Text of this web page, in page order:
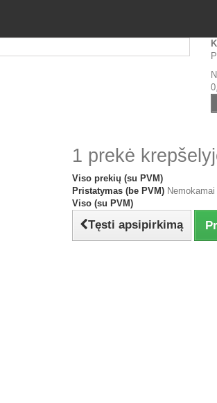
1 prekė
Viso prekių (su PVM)
Pristatymas (be PVM) Nemokamai
Viso (su PVM)
Tęsti apsipirkimą